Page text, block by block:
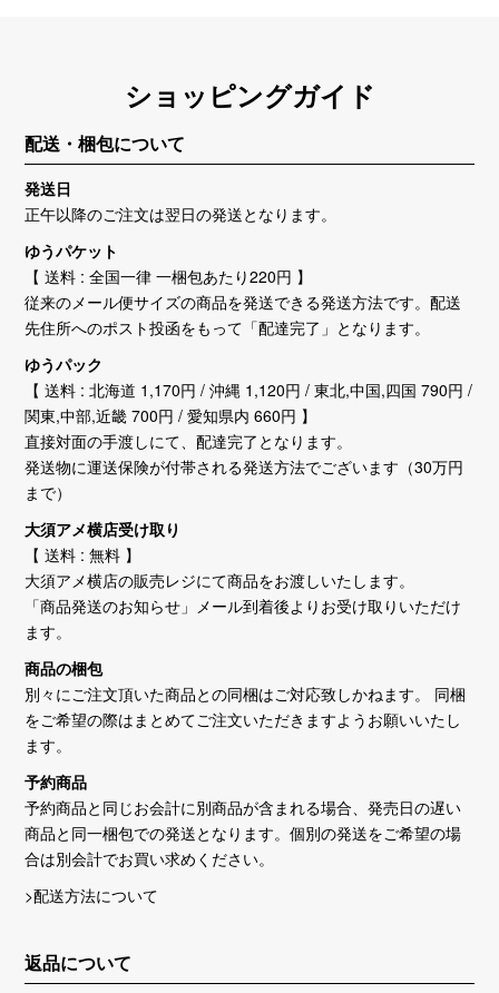
ショッピングガイド
配送・梱包について
発送日
正午以降のご注文は翌日の発送となります。
ゆうパケット
【 送料 : 全国一律 一梱包あたり220円 】
従来のメール便サイズの商品を発送できる発送方法です。配送
先住所へのポスト投函をもって「配達完了」となります。
ゆうパック
【 送料 : 北海道 1,170円 / 沖縄 1,120円 / 東北,中国,四国 790円 /
関東,中部,近畿 700円 / 愛知県内 660円 】
直接対面の手渡しにて、配達完了となります。
発送物に運送保険が付帯される発送方法でございます（30万円
まで）
大須アメ横店受け取り
【 送料 : 無料 】
大須アメ横店の販売レジにて商品をお渡しいたします。
「商品発送のお知らせ」メール到着後よりお受け取りいただけ
ます。
商品の梱包
別々にご注文頂いた商品との同梱はご対応致しかねます。 同梱
をご希望の際はまとめてご注文いただきますようお願いいたし
ます。
予約商品
予約商品と同じお会計に別商品が含まれる場合、発売日の遅い
商品と同一梱包での発送となります。個別の発送をご希望の場
合は別会計でお買い求めください。
>配送方法について
返品について